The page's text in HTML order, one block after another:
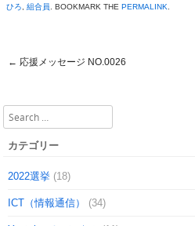
ひろ
組合員 . BOOKMARK THE PERMALINK
← 応援メッセージ NO.0026
Search
カテゴリー
2022選挙 (18)
ICT（情報通信） (34)